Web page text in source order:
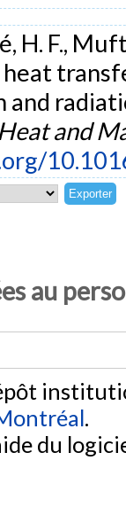
H. F.,
and
and
au
.
du